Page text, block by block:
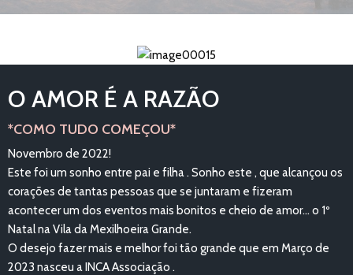
O AMOR É A RAZÃO
*COMO TUDO COMEÇOU*
Novembro de 2022!
Este foi um sonho entre pai e filha . Sonho este , que alcançou os
corações de tantas pessoas que se juntaram e fizeram
acontecer um dos eventos mais bonitos e cheio de amor... o 1º
Natal na Vila da Mexilhoeira Grande.
O desejo fazer mais e melhor foi tão grande que em Março de
2023 nasceu a INCA Associação .